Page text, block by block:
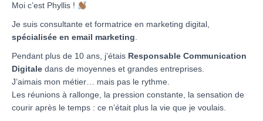
R
Moi c’est Phyllis !
Je suis consultante et formatrice en marketing digital,
spécialisée en email marketing.
Pendant plus de 10 ans, j’étais Responsable Communication
Digitale dans de moyennes et grandes entreprises.
J’aimais mon métier… mais pas le rythme.
Les réunions à rallonge, la pression constante, la sensation de
courir après le temps : ce n’était plus la vie que je voulais.